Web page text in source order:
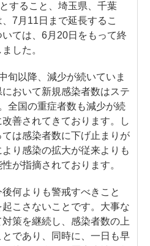
すること、埼玉県、千葉
7月11日まで延長するこ
ては、6月20日をもって終
した。
旬以降、減少が続いていま
おいて新規感染者数はステ
全国の重症者数も減少が続
善されてきております。し
は感染者数に下げ止まりが
り感染の拡大が従来よりも
が指摘されております。
何よりも警戒すべきこと
こさないことです。大事な
策を継続し、感染者数の上
であり、同時に、一日も早